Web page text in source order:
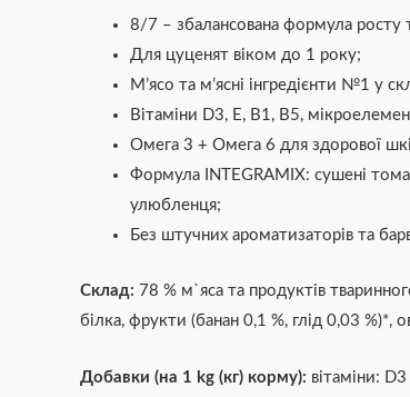
8/7 – збалансована формула росту
Для цуценят віком до 1 року;
М’ясо та м’ясні інгредієнти №1 у
Вітаміни D3, E, B1, B5,
Омега 3 + Омега 6 для здорової
Формула ІNTEGRAMIX: сушені
улюбленця;
Без штучних ароматизаторів та
Склад: 78 % м`яса та продуктів
білка, фрукти (банан 0,1 %, глід 0,03 %)*,
Добавки (на 1 kg (кг) корму): вітаміни: